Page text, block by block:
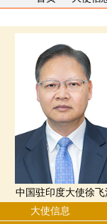
中国驻印度大使徐飞
大使信息